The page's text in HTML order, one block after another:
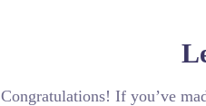
Congratulations! If you’ve